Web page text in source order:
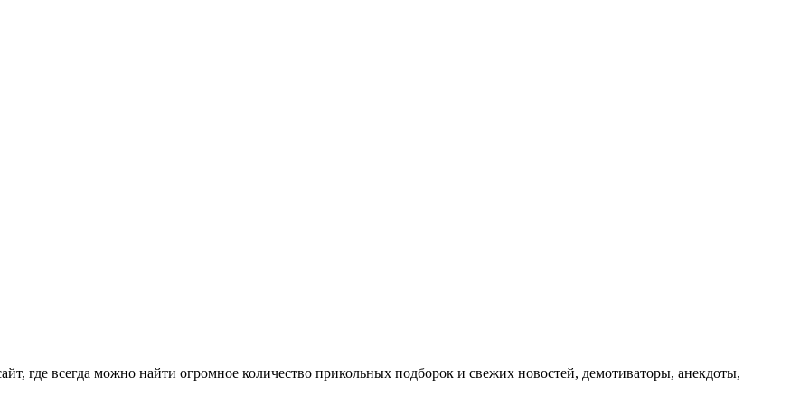
где всегда можно найти огромное количество прикольных подборок и свежих новостей, демотиваторы, анекдоты,